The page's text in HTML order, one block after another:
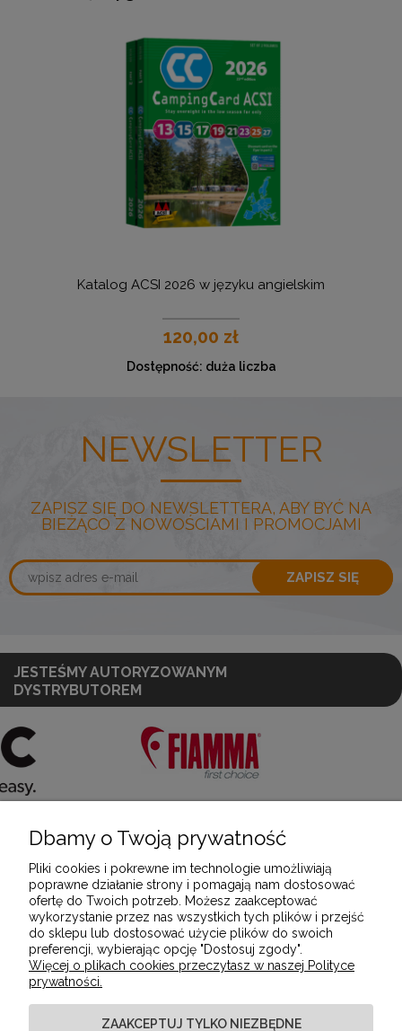
Katalog ACSI 2026 w języku angielskim
120,00 zł
Dostępność: duża liczba
NEWSLETTER
ZAPISZ SIĘ DO NEWSLETTERA, ABY BYĆ NA
BIEŻĄCO Z NOWOŚCIAMI I PROMOCJAMI
ZAPISZ SIĘ
JESTEŚMY AUTORYZOWANYM
DYSTRYBUTOREM
POMOC
MOJE KONTO
PŁATNOŚCI I DOSTAWA
Dbamy o Twoją prywatność
Pliki cookies i pokrewne im technologie umożliwiają
poprawne działanie strony i pomagają nam dostosować
ofertę do Twoich potrzeb. Możesz zaakceptować
wykorzystanie przez nas wszystkich tych plików i przejść
do sklepu lub dostosować użycie plików do swoich
preferencji, wybierając opcję "Dostosuj zgody".
Więcej o plikach cookies przeczytasz w naszej Polityce
prywatności.
ZAAKCEPTUJ TYLKO NIEZBĘDNE